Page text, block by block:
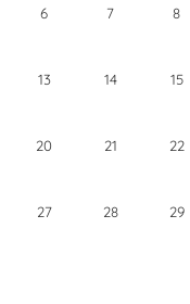
6 7 8
13 14 15
20 21 22
27 28 29